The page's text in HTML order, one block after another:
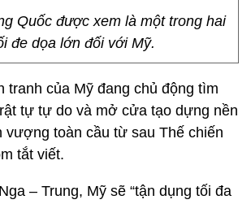
Quốc được xem là một trong hai
đe dọa lớn đối với Mỹ.
tranh của Mỹ đang chủ động tìm
tự tự do và mở cửa tạo dựng nền
vượng toàn cầu từ sau Thế chiến
tắt viết.
– Trung, Mỹ sẽ “tận dụng tối đa